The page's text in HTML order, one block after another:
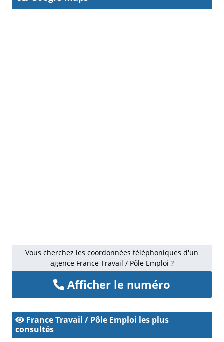
Vous cherchez les coordonnées téléphoniques d'un
agence France Travail / Pôle Emploi ?
Afficher le numéro
France Travail / Pôle Emploi les plus
consultés